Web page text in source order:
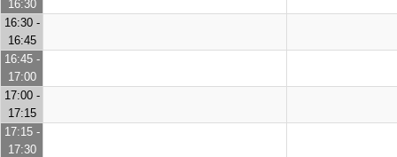
16:30
16:30 -
16:45
16:45 -
17:00
17:00 -
17:15
17:15 -
17:30